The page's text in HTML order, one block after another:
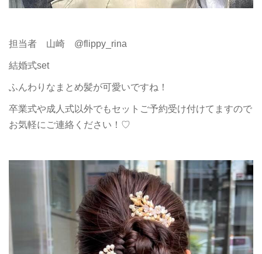
担当者 山崎 @flippy_rina
結婚式set
ふんわりなまとめ髪が可愛いですね！
卒業式や成人式以外でもセットご予約受け付けてますので
お気軽にご連絡ください！♡